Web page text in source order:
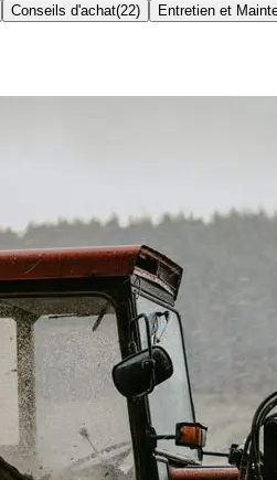
Conseils d'achat(22) Entretien et